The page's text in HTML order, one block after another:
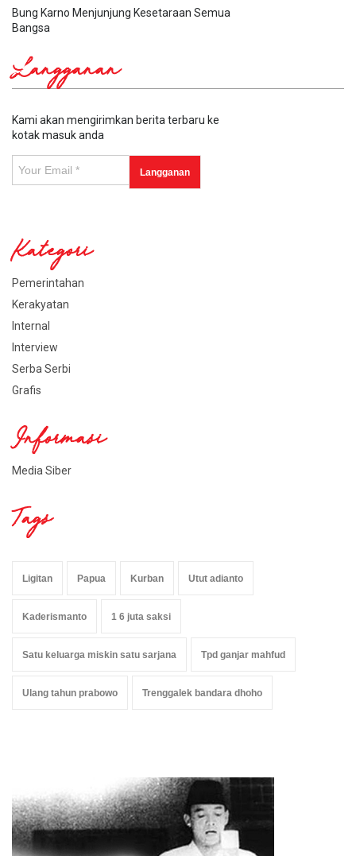
Bung Karno Menjunjung Kesetaraan Semua
Bangsa
Langganan
Kami akan mengirimkan berita terbaru ke
kotak masuk anda
Kategori
Pemerintahan
Kerakyatan
Internal
Interview
Serba Serbi
Grafis
Informasi
Media Siber
Tags
Ligitan Papua Kurban Utut adianto
Kaderismanto 1 6 juta saksi
Satu keluarga miskin satu sarjana Tpd ganjar mahfud
Ulang tahun prabowo Trenggalek bandara dhoho